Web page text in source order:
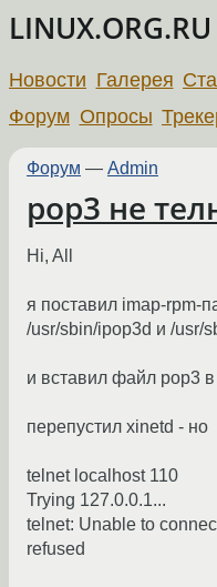
LINUX.ORG.RU
Новости Галерея
Форум Опросы
Форум — Admin
pop3 не
Hi, All
я поставил imap-rpm-
/usr/sbin/ipop3d и /usr/
и вставил файл pop3 в
перепустил xinetd - но
telnet localhost 110
Trying 127.0.0.1...
telnet: Unable to
refused